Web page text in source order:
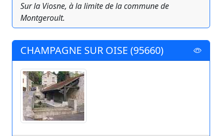
Sur la Viosne, à la limite de la commune de
Montgeroult.
CHAMPAGNE SUR OISE (95660)